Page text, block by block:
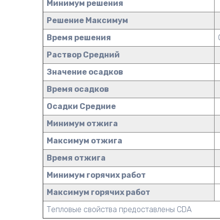
Тепловые свойства предоставлены CDA
Минимум решения
Решение Максимум
Время решения
Раствор Средний
Значение осадков
Время осадков
Осадки Средние
Минимум отжига
Максимум отжига
Время отжига
Минимум горячих работ
Максимум горячих работ